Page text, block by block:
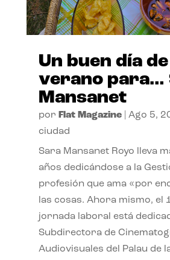
Un buen día de
verano para…
Mansanet
por Flat Magazine| Ago 5,
ciudad
Sara Mansanet Royo lleva
años dedicándose a la
profesión que ama «por
las cosas. Ahora mismo, el
jornada laboral está
Subdirectora de
Audiovisuales del Palau de